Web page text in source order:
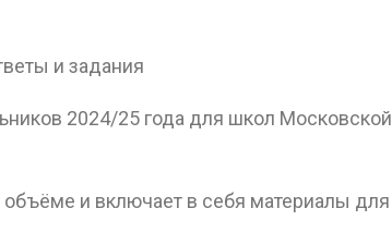
и задания
2024/25 года для школ Московской
объёме и включает в себя материалы для